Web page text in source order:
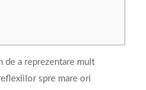
de a reprezentare mult
spre mare ori